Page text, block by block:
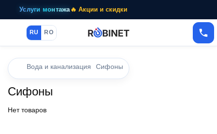
Услуги монтажа🔥 Акции и скидки
RU RO
Вода и канализация Сифоны
Сифоны
Нет товаров